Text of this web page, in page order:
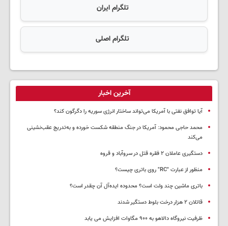
تلگرام ایران
تلگرام اصلی
آخرین اخبار
آیا توافق نفتی با آمریکا می‌تواند ساختار انرژی سوریه را دگرگون کند؟
محمد حاجی محمود: آمریکا در جنگ منطقه شکست خورده و به‌تدریج عقب‌نشینی
می‌کند
دستگیری عاملان ۲ فقره قتل در سروآباد و قروه
منظور از عبارت "RC" روی باتری چیست؟
باتری ماشین چند ولت است؟ محدوده ایده‌آل آن چقدر است؟
قاتلان ۲ هزار درخت بلوط دستگیر شدند
ظرفیت نیروگاه دالاهو به ۹۰۰ مگاوات افزایش می یابد